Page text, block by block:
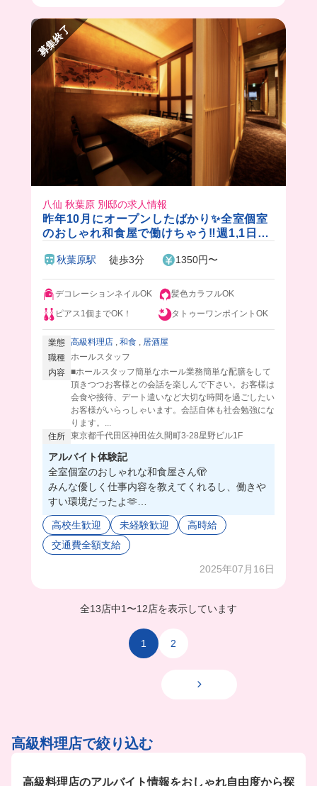
たんだけど、一流のシェフが作ってくれるから働
くのが楽しみになるくらいほんっとうに美味しか
った🥹🔥
募集終了
八仙 秋葉原 別邸の求人情報
昨年10月にオープンしたばかり✨全室個室
のおしゃれ和食屋で働けちゃう‼️週1,1日3h
秋葉原駅 徒歩3分 1350円〜
デコレーションネイルOK
髪色カラフルOK
ピアス1個までOK！
タトゥーワンポイントOK
業態 高級料理店 , 和食 , 居酒屋
職種 ホールスタッフ
内容 ■ホールスタッフ簡単なホール業務簡単な配膳をして
頂きつつお客様との会話を楽しんで下さい。お客様は
会食や接待、デート遣いなど大切な時間を過ごしたい
お客様がいらっしゃいます。会話自体も社会勉強にな
ります。...
住所 東京都千代田区神田佐久間町3-28星野ビル1F
アルバイト体験記
全室個室のおしゃれな和食屋さん🫣
みんな優しく仕事内容を教えてくれるし、働きや
すい環境だったよ🫶
昨年の10月にオープンしたばかりだから、綺麗な
店内で働けちゃう！！
今回撮影したお店の隣にある別邸でアルバイト募
仕事終わり18:00に出勤して、21:30に退勤してい
できちゃう🥹
高校生歓迎 未経験歓迎
高時給
交通費全額支給
2025年07月16日
全13店中1 〜12店を表示しています
1 2
高級料理店で絞り込む
高級料理店のアルバイト情報をおしゃれ自由度から探